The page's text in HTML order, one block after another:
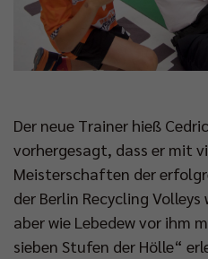
Der neue Trainer hieß
vorhergesagt, dass er mit
Meisterschaften der
der Berlin Recycling
aber wie Lebedew vor ihm
sieben Stufen der Hölle“